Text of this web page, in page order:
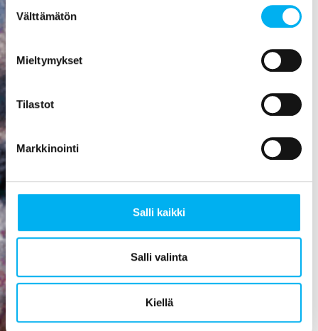
valinta
Välttämätön
Mieltymykset
Tilastot
Markkinointi
Salli kaikki
Salli valinta
Kiellä
homehtumisen.
parantaa
viihtyisyyttä,
ehkäisee
vesivahinkoja,
helpottaa
pidentää
elinikää.